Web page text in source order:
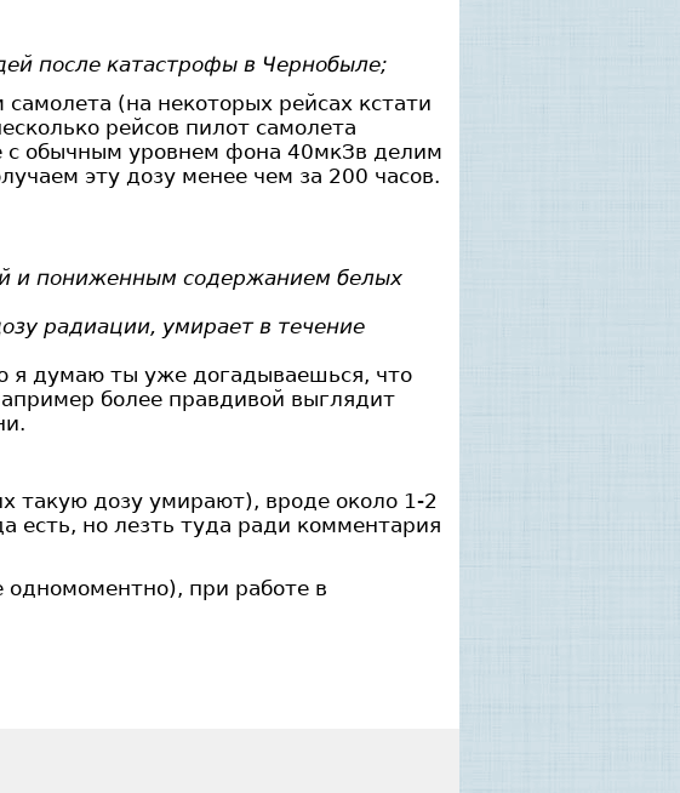
после катастрофы в Чернобыле;
(на некоторых рейсах кстати
рейсов пилот самолета
с обычным уровнем фона 40мкЗв делим
эту дозу менее чем за 200 часов.
и пониженным содержанием белых
радиации, умирает в течение
я думаю ты уже догадываешься, что
более правдивой выглядит
такую дозу умирают), вроде около 1-2
есть, но лезть туда ради комментария
при работе в